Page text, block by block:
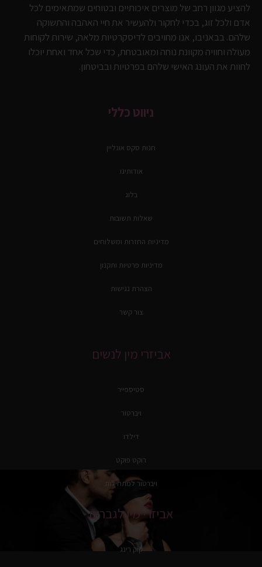
להציע מגוון רחב של מוצרים איכותיים ובטוחים שמתאימים לכל
אדם ולכל זוג, בכדי לחקור ולהעשיר את חיי האהבה והתשוקה
שלהם. בבאניבו, אנו מחויבים לדיסקרטיות מלאה, שירות לקוחות
מעולה וחוויה מקוונת נוחה ומאובטחת, כדי שכל אחד ואחת יוכלו
לחוות את העונג האישי שלהם בפרטיות ובביטחון.
ניווט כללי
חנות סקס אונליין
אודותינו
בלוג
שאלות תשובות
מדיניות החזרות ומשלוחים
מדיניות פרטיות ותקנון
הצהרת נגישות
צור קשר
אביזרי מין לנשים
סטיספייר
ויברטור
דילדו
רוקט פוקט
ויברטור למתחילות
אביזרי מין לגברים
קוק רינג